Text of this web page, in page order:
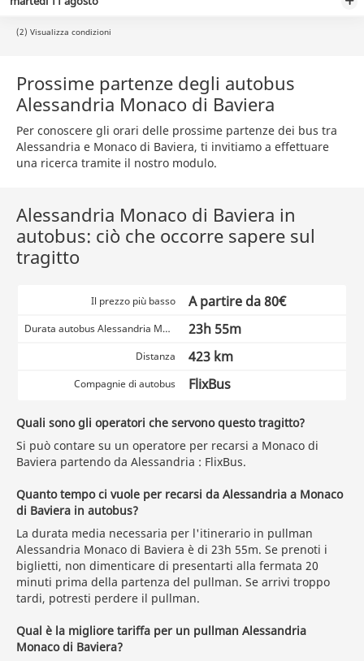
(2) Visualizza condizioni
Prossime partenze degli autobus
Alessandria Monaco di Baviera
Per conoscere gli orari delle prossime partenze dei bus tra
Alessandria e Monaco di Baviera, ti invitiamo a effettuare
una ricerca tramite il nostro modulo.
Alessandria Monaco di Baviera in
autobus: ciò che occorre sapere sul
tragitto
Il prezzo più basso A partire da 80€
Durata autobus Alessandria Monaco di Baviera 23h 55m
Distanza 423 km
Compagnie di autobus FlixBus
Quali sono gli operatori che servono questo tragitto?
Si può contare su un operatore per recarsi a Monaco di
Baviera partendo da Alessandria : FlixBus.
Quanto tempo ci vuole per recarsi da Alessandria a Monaco
di Baviera in autobus?
La durata media necessaria per l'itinerario in pullman
Alessandria Monaco di Baviera è di 23h 55m. Se prenoti i
biglietti, non dimenticare di presentarti alla fermata 20
minuti prima della partenza del pullman. Se arrivi troppo
tardi, potresti perdere il pullman.
Qual è la migliore tariffa per un pullman Alessandria
Monaco di Baviera?